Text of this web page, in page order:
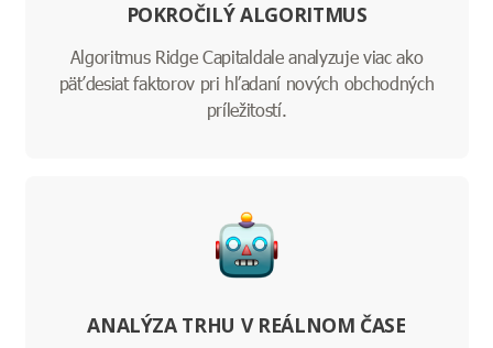
POKROČILÝ ALGORITMUS
Algoritmus Ridge Capitaldale analyzuje viac ako
päťdesiat faktorov pri hľadaní nových obchodných
príležitostí.
ANALÝZA TRHU V REÁLNOM ČASE